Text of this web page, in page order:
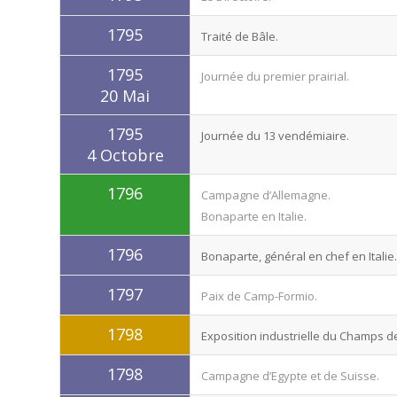
1795 Traité de Bâle.
1795
20 Mai
Journée du premier prairial.
1795
4 Octobre
Journée du 13 vendémiaire.
1796
Campagne d’Allemagne.
Bonaparte en Italie.
1796 Bonaparte, général en chef en Italie.
1797 Paix de Camp-Formio.
1798 Exposition industrielle du Champs
1798 Campagne d’Egypte et de Suisse.